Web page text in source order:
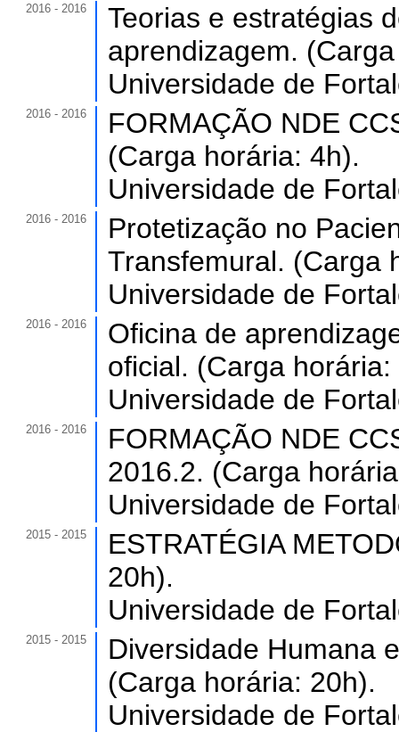
2016 - 2016
Teorias e estratégias
aprendizagem.
Universidade de
2016 - 2016
FORMAÇÃO NDE
(Carga horária: 4h).
Universidade de
2016 - 2016
Protetização no
Transfemural. (Carga
Universidade de
2016 - 2016
Oficina de
oficial. (Carga horária:
Universidade de
2016 - 2016
FORMAÇÃO NDE
2016.2. (Carga
Universidade de
2015 - 2015
ESTRATÉGIA
20h).
Universidade de
2015 - 2015
Diversidade Humana
(Carga horária: 20h).
Universidade de